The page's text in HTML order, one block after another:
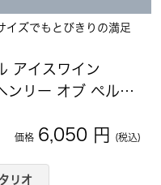
イズでもとびきりの満足
アイスワイン
ンリー オブ ペルハ
価格 6,050 円 (税込)
リオ